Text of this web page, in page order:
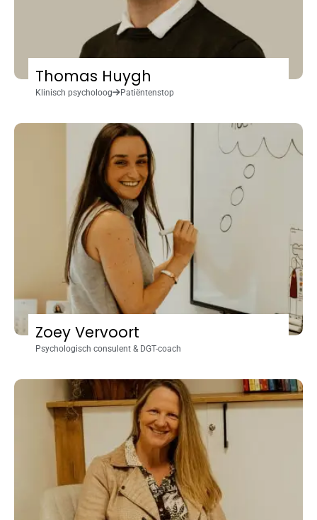
Thomas Huygh
Klinisch psycholoog Patiëntenstop
Zoey Vervoort
Psychologisch consulent & DGT-coach